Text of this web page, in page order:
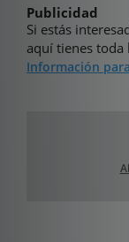
Publicidad
Si estás
aquí tienes toda
Información